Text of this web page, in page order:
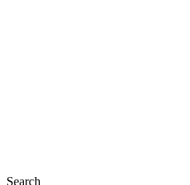
Search